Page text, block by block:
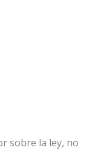
sobre la ley, no